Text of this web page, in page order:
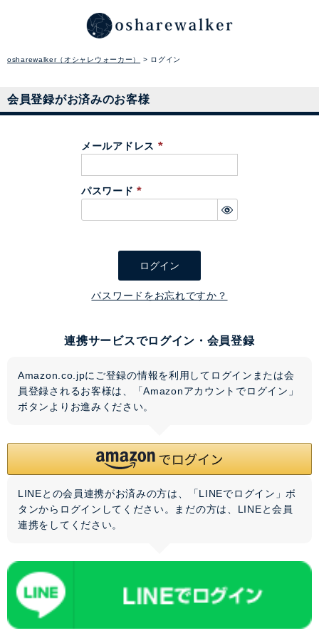
osharewalker（オシャレウォーカー） ログイン
会員登録がお済みのお客様
メールアドレス
必
パスワード
必
ログイン
パスワードをお忘れですか？
連携サービスでログイン・会員登録
Amazon.co.jpにご登録の情報を利用してログインまたは会
員登録されるお客様は、「Amazonアカウントでログイン」
ボタンよりお進みください。
LINEとの会員連携がお済みの方は、「LINEでログイン」ボ
タンからログインしてください。まだの方は、 LINEと会員
連携をしてください。